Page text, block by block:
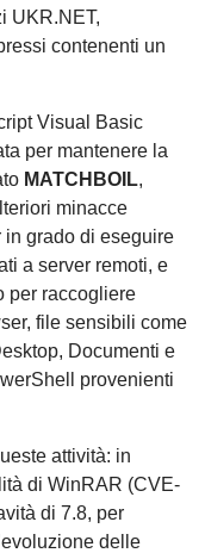
UKR.NET,
contenenti un
Visual Basic
per mantenere la
MATCHBOIL,
minacce
in grado di eseguire
a server remoti, e
per raccogliere
file sensibili come
Documenti e
provenienti
attività: in
di WinRAR (CVE-
di 7.8, per
delle